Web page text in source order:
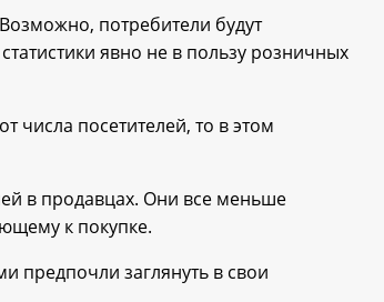
потребители будут
явно не в пользу розничных
числа посетителей, то в этом
в продавцах. Они все меньше
к покупке.
предпочли заглянуть в свои